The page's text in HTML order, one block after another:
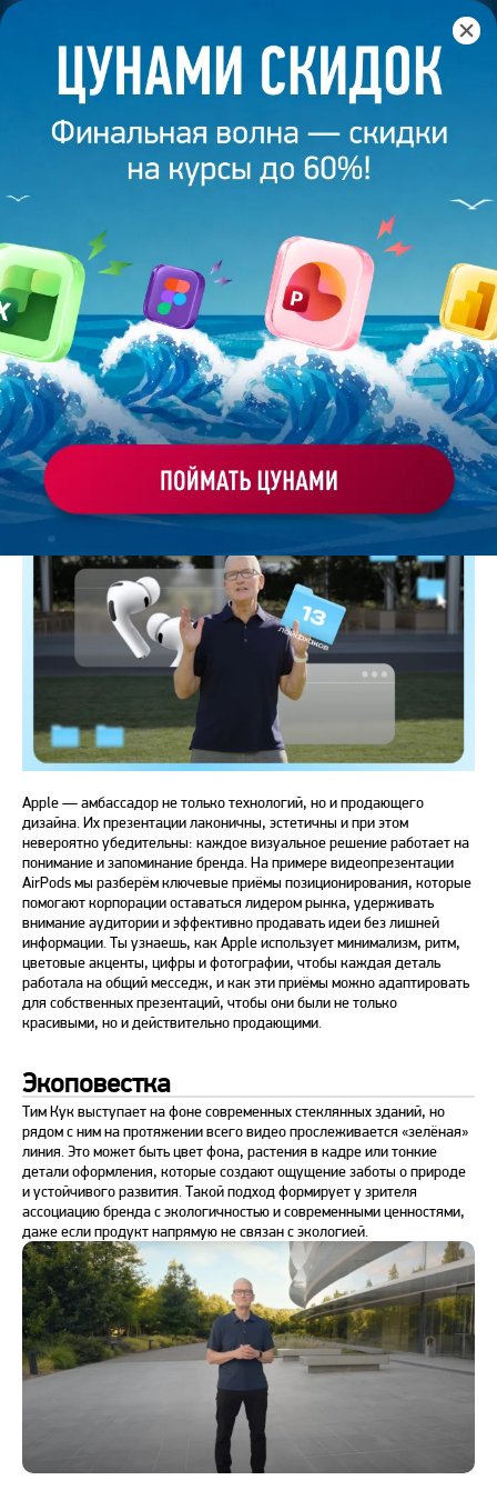
16 января 2026 8 минут
ПРОДАЮЩИЙ ДИЗАЙН ПРЕЗЕНТАЦИЙ
Поделиться
Bonnie&Slide
Apple — амбассадор не только технологий, но и продающего
дизайна. Их презентации лаконичны, эстетичны и при этом
невероятно убедительны: каждое визуальное решение работает на
понимание и запоминание бренда. На примере видеопрезентации
AirPods мы разберём ключевые приёмы позиционирования, которые
помогают корпорации оставаться лидером рынка, удерживать
внимание аудитории и эффективно продавать идеи без лишней
информации. Ты узнаешь, как Apple использует минимализм, ритм,
цветовые акценты, цифры и фотографии, чтобы каждая деталь
работала на общий месседж, и как эти приёмы можно адаптировать
для собственных презентаций, чтобы они были не только
красивыми, но и действительно продающими.
Экоповестка
Тим Кук выступает на фоне современных стеклянных зданий, но
рядом с ним на протяжении всего видео прослеживается «зелёная»
линия. Это может быть цвет фона, растения в кадре или тонкие
детали оформления, которые создают ощущение заботы о природе
и устойчивого развития. Такой подход формирует у зрителя
ассоциацию бренда с экологичностью и современными ценностями,
даже если продукт напрямую не связан с экологией.